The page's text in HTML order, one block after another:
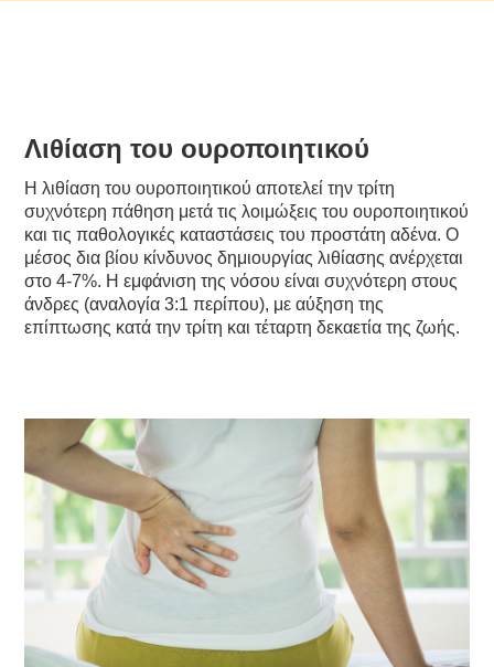
Λιθίαση του ουροποιητικού
Η λιθίαση του ουροποιητικού αποτελεί την τρίτη
συχνότερη πάθηση μετά τις λοιμώξεις του ουροποιητικού
και τις παθολογικές καταστάσεις του προστάτη αδένα. Ο
μέσος δια βίου κίνδυνος δημιουργίας λιθίασης ανέρχεται
στο 4-7%. Η εμφάνιση της νόσου είναι συχνότερη στους
άνδρες (αναλογία 3:1 περίπου), με αύξηση της
επίπτωσης κατά την τρίτη και τέταρτη δεκαετία της ζωής.